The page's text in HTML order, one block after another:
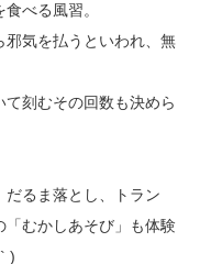
べる風習。
気を払うといわれ、無
刻むその回数も決めら
だるま落とし、トラン
「むかしあそび」も体験
)